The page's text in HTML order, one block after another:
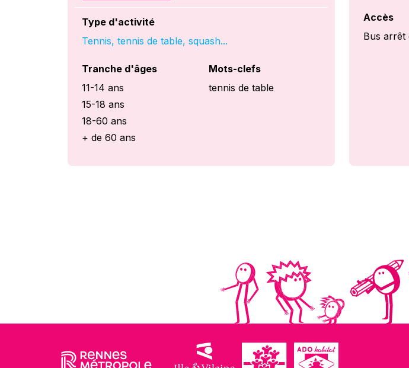
Type d'activité
Tennis, tennis de table, squash...
Tranche d'âges
11-14 ans
15-18 ans
18-60 ans
+ de 60 ans
Mots-clefs
tennis de table
Accès
Bus arrêt